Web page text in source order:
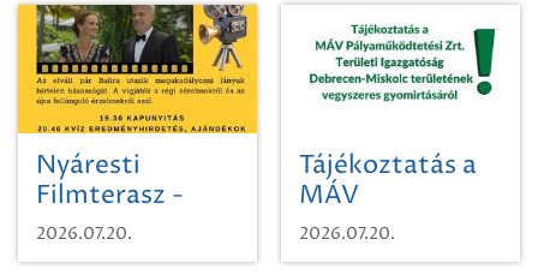
Nyáresti
Filmterasz -
Beugró a
Paradicsomba
2026.07.20.
Tájékoztatás a
MÁV
Pályaműködtetési
Zrt. Területi
2026.07.20.